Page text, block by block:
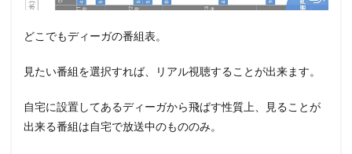
どこでもディーガの番組表。
見たい番組を選択すれば、リアル視聴することが出来ます。
自宅に設置してあるディーガから飛ばす性質上、見ることが
出来る番組は自宅で放送中のもののみ。